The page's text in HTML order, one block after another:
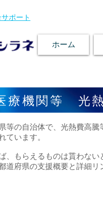
ポート
ホーム
療機関等 光
等の自治体で、光熱費高
ています。
、もらえるものは貰わな
道府県の支援概要と詳細